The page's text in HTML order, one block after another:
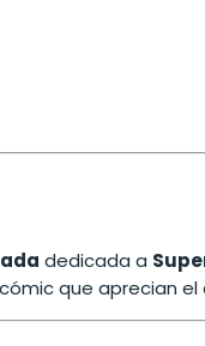
dedicada a
que aprecian el